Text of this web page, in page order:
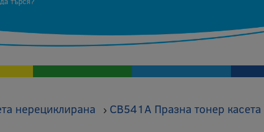
нерециклирана › CB541A Празна тонер